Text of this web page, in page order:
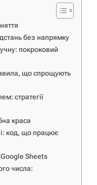
без напрямку
покроковий
що спрощують
стратегії
краса
код, що працює
Sheets
числа: